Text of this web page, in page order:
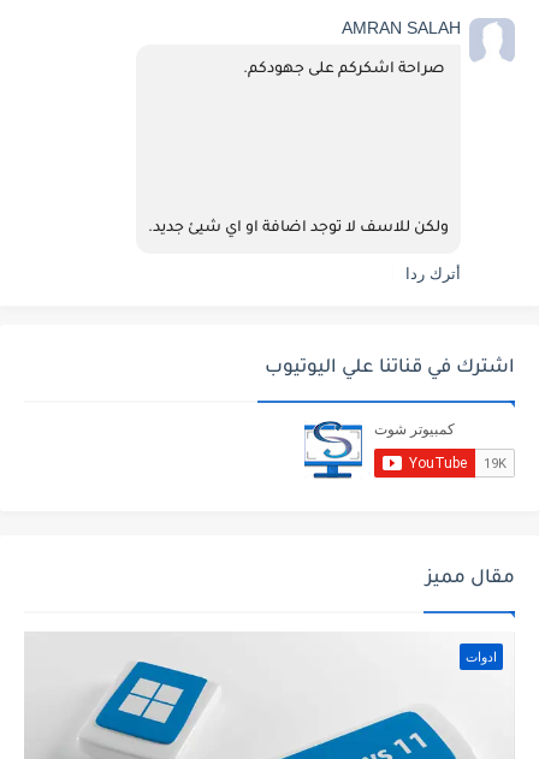
AMRAN SALAH
ولكن للاسف لا توجد اضافة او اي شيئ جديد.
أترك ردا
اشترك في قناتنا علي اليوتيوب
مقال مميز
ادوات